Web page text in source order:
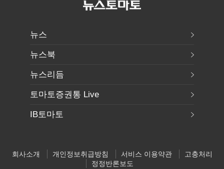
뉴스
뉴스북
뉴스리듬
토마토증권통 Live
IB토마토
회사소개 개인정보취급방침 서비스 이용약관
고충처리
정정반론보도